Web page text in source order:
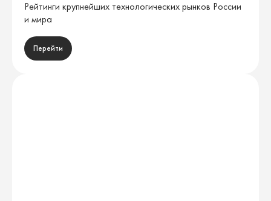
Рейтинги крупнейших технологических рынков России
и мира
Перейти